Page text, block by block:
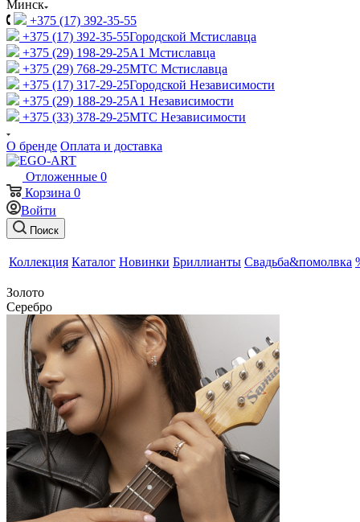
Минск
+375 (17) 392-35-55
+375 (17) 392-35-55Городской Мстиславца
+375 (29) 198-29-25A1 Мстиславца
+375 (29) 768-29-25МТС Мстиславца
+375 (17) 317-29-25Городской Независимости
+375 (29) 188-29-25A1 Независимости
+375 (33) 378-29-25МТС Независимости
О бренде Оплата и доставка
Отложенные 0
Корзина 0
Войти
Поиск
Коллекция Каталог Новинки Бриллианты Свадьба&помолвка
Золото
Серебро